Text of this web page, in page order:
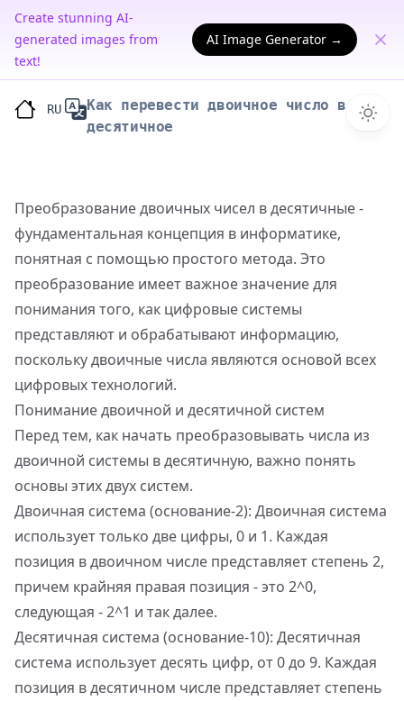
Create stunning AI-
generated images from
text!
AI Image Generator →
RU
Как перевести двоичное число в
десятичное
Преобразование двоичных чисел в десятичные -
фундаментальная концепция в информатике,
понятная с помощью простого метода. Это
преобразование имеет важное значение для
понимания того, как цифровые системы
представляют и обрабатывают информацию,
поскольку двоичные числа являются основой всех
цифровых технологий.
Понимание двоичной и десятичной систем
Перед тем, как начать преобразовывать числа из
двоичной системы в десятичную, важно понять
основы этих двух систем.
Двоичная система (основание-2): Двоичная система
использует только две цифры, 0 и 1. Каждая
позиция в двоичном числе представляет степень 2,
причем крайняя правая позиция - это 2^0,
следующая - 2^1 и так далее.
Десятичная система (основание-10): Десятичная
система использует десять цифр, от 0 до 9. Каждая
позиция в десятичном числе представляет степень